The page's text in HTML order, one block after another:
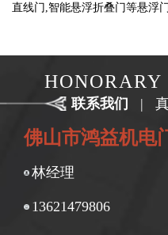
直线门,智能悬浮折叠门等悬浮门
联系我们 |
佛山市鸿益机电
林经理
13621479806